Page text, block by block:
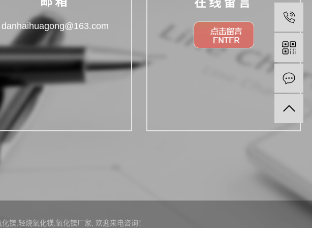
danhaihuagong@163.com
化镁, 轻烧氧化镁 氧化镁厂家 , 欢迎来电咨询！